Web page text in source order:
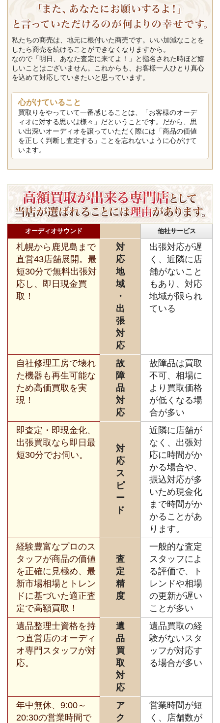
私たちの商売は、地元に根付いた商売です。いい加減なことを
したら商売を続けることができなくなりますから。
なので「明日、あなた査定に来てよ！」と指名された時ほど嬉
しいことはございません。これからも、お客様一人ひとり真心
を込めて対応していきたいと思っています。
心がけていること
買取りをやっていて一番感じることは、「お客様のオーデ
ィオに対する思いは様々」だということです。だから、思
い出深いオーディオを譲っていただく際には「商品の価値
を正しく判断し査定する」ことを忘れないように心がけて
います。
オーディオサウンド 他社サービス
札幌から鹿児島まで
直営43店舗展開。最
短30分で無料出張対
応し、即日現金買
取！
対
応
地
域
・
出
張
対
応
出張対応が遅
く、近隣に店
舗がないこと
もあり、対応
地域が限られ
ている
自社修理工房で壊れ
た機器も再生可能な
ため高価買取を実
現！
故
障
品
対
応
故障品は買取
不可、相場に
より買取価格
が低くなる場
合が多い
即査定・即現金化、
出張買取なら即日最
短30分でお伺い。
対
応
ス
ピ
ー
ド
近隣に店舗が
なく、出張対
応に時間がか
かる場合や、
振込対応が多
いため現金化
まで時間がか
かることがあ
ります。
経験豊富なプロのス
タッフが商品の価値
を正確に見極め、最
新市場相場とトレン
ドに基づいた適正査
定で高額買取！
査
定
精
度
一般的な査定
スタッフによ
る評価で、ト
レンドや相場
の更新が遅い
ことが多い
遺品整理士資格を持
つ直営店のオーディ
オ専門スタッフが対
応。
遺
品
買
取
対
応
遺品買取の経
験がないスタ
ッフが対応す
る場合が多い
年中無休、9:00～
20:30の営業時間で
ア
ク
営業時間が短
く、店舗数が